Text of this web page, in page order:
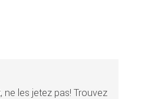
les jetez pas! Trouvez